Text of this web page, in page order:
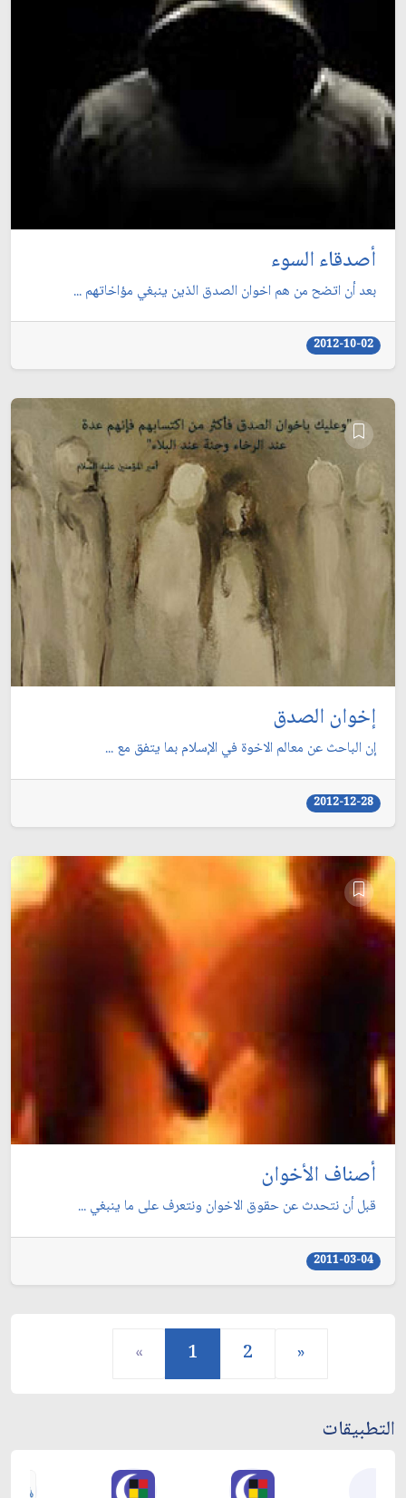
أصدقاء السوء
بعد أن اتضح من هم اخوان الصدق الذين ينبغي مؤاخاتهم ...
2012-10-02
إخوان الصدق
إن الباحث عن معالم الاخوة في الإسلام بما يتفق مع ...
2012-12-28
أصناف الأخوان
قبل أن نتحدث عن حقوق الاخوان ونتعرف على ما ينبغي ...
2011-03-04
« 1 2 »
التطبيقات